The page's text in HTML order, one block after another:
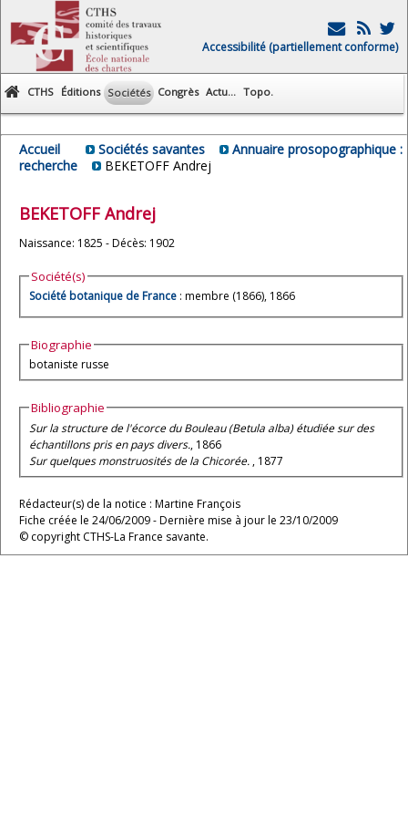
Accessibilité (partiellement conforme)
CTHS Éditions Sociétés Congrès Actu... Topo.
Accueil Sociétés savantes
Annuaire prosopographique :
recherche
BEKETOFF Andrej
BEKETOFF Andrej
Naissance: 1825 - Décès: 1902
Société(s)
Société botanique de France : membre (1866), 1866
Biographie
botaniste russe
Bibliographie
Sur la structure de l'écorce du Bouleau (Betula alba) étudiée sur des
échantillons pris en pays divers., 1866
Sur quelques monstruosités de la Chicorée. , 1877
Rédacteur(s) de la notice : Martine François
Fiche créée le 24/06/2009 - Dernière mise à jour le 23/10/2009
© copyright CTHS-La France savante.